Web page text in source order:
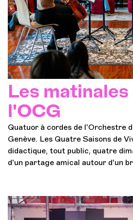
Les matinales
l'OCG
Quatuor à cordes de l'Orchestre
Genève. Les Quatre Saisons de
didactique, tout public, quatre
d'un partage amical autour d'un